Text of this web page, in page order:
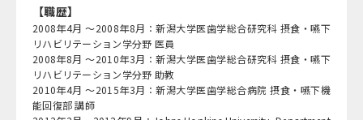
【職歴】
2008年4月 ～2008年8月：新潟大学医歯学総合研究科 摂食・嚥下
リハビリテーション学分野 医員
2008年8月 ～2010年3月：新潟大学医歯学総合研究科 摂食・嚥下
リハビリテーション学分野 助教
2010年4月 ～2015年3月：新潟大学医歯学総合病院 摂食・嚥下機
能回復部 講師